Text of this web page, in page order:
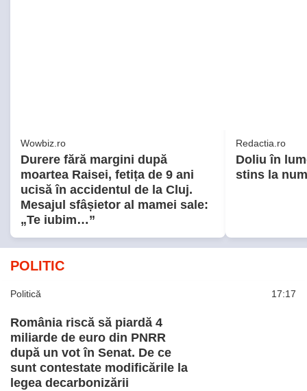
Wowbiz.ro
Durere fără margini după
moartea Raisei, fetița de 9 ani
ucisă în accidentul de la Cluj.
Mesajul sfâșietor al mamei sale:
„Te iubim…”
Redactia.ro
Doliu în
stins la
POLITIC
Politică 17:17
România riscă să piardă 4
miliarde de euro din PNRR
după un vot în Senat. De ce
sunt contestate modificările la
legea decarbonizării